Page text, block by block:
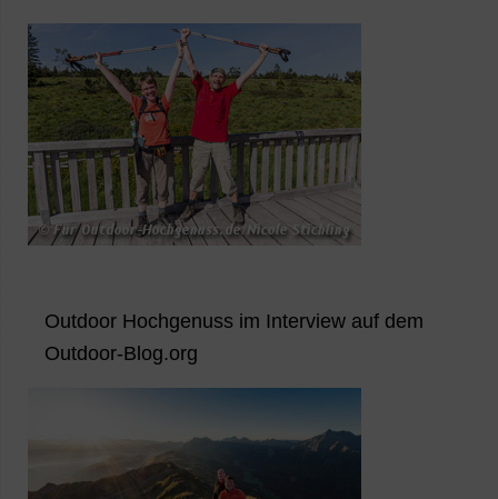
Outdoor Hochgenuss im Interview auf dem
Outdoor-Blog.org